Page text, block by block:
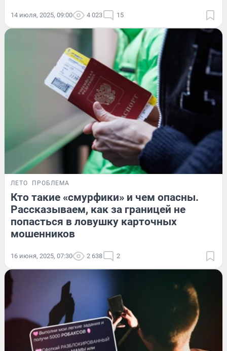
14 июля, 2025, 09:00 4 023 15
ЛЕТО ПРОБЛЕМА
Кто такие «смурфики» и чем опасны.
Рассказываем, как за границей не
попасться в ловушку карточных
мошенников
16 июня, 2025, 07:30 2 638 2